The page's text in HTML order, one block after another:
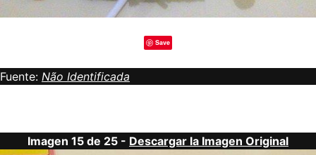
Save
Fuente: Não Identificada
Imagen 15 de 25 - Descargar la Imagen Original